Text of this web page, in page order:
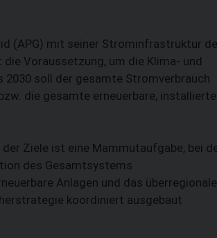
(APG) mit seiner Strom­infrastruktur
Voraussetzung, um die Klima- und
2030 soll der gesamte Stromverbrauch
die gesamte erneuerbare, installierte
Ziele ist eine Mammutaufgabe, bei
des Gesamtsystems
Anlagen und das überregionale
koordiniert ausgebaut
SUCHEN